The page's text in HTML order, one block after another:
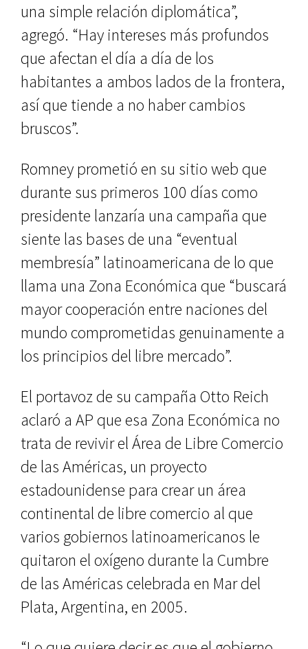
una simple relación diplomática”,
agregó. “Hay intereses más profundos
que afectan el día a día de los
habitantes a ambos lados de la frontera,
así que tiende a no haber cambios
bruscos”.
Romney prometió en su sitio web que
durante sus primeros 100 días como
presidente lanzaría una campaña que
siente las bases de una “eventual
membresía” latinoamericana de lo que
llama una Zona Económica que “buscará
mayor cooperación entre naciones del
mundo comprometidas genuinamente a
los principios del libre mercado”.
El portavoz de su campaña Otto Reich
aclaró a AP que esa Zona Económica no
trata de revivir el Área de Libre Comercio
de las Américas, un proyecto
estadounidense para crear un área
continental de libre comercio al que
varios gobiernos latinoamericanos le
quitaron el oxígeno durante la Cumbre
de las Américas celebrada en Mar del
Plata, Argentina, en 2005.